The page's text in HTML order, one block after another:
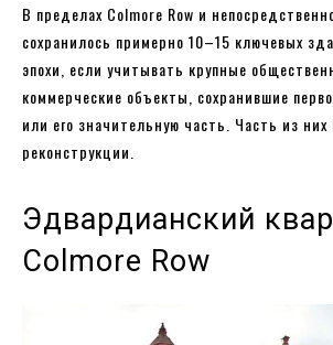
В пределах Colmore Row и
сохранилось примерно 10–15 ключевых
эпохи, если учитывать крупные
коммерческие объекты, сохранившие
или его значительную часть. Часть из них
реконструкции.
Эдвардианский
Colmore Row